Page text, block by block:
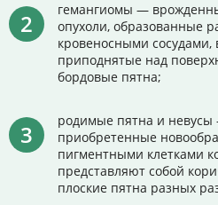
гемангиомы —
опухоли, образованные
кровеносными сосудами,
приподнятые над
бордовые пятна;
родимые пятна и
приобретенные
пигментными клетками
представляют собой
плоские пятна разных